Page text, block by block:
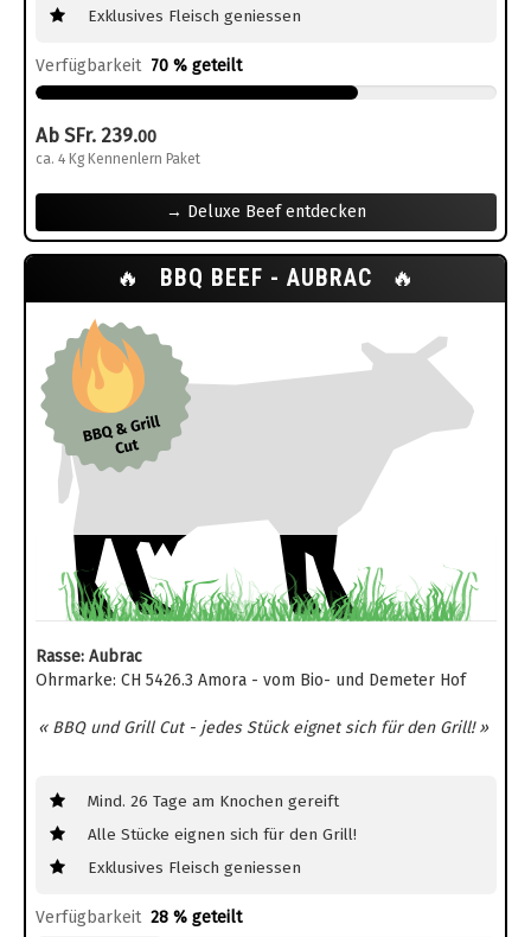
Exklusives Fleisch geniessen
Verfügbarkeit 70 % geteilt
Ab SFr. 239.00
ca. 4 Kg Kennenlern Paket
→ Deluxe Beef entdecken
🔥 BBQ BEEF - AUBRAC 🔥
Rasse: Aubrac
Ohrmarke: CH 5426.3 Amora - vom Bio- und Demeter Hof
« BBQ und Grill Cut - jedes Stück eignet sich für den Grill! »
Mind. 26 Tage am Knochen gereift
Alle Stücke eignen sich für den Grill!
Exklusives Fleisch geniessen
Verfügbarkeit 28 % geteilt